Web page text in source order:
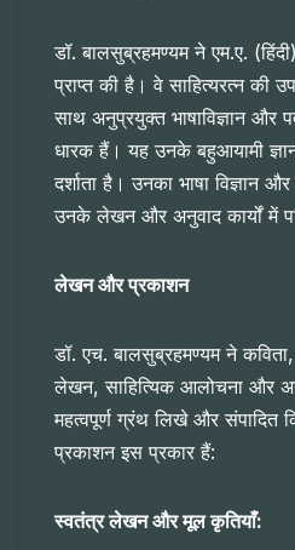
डॉ. बालसुब्रहमण्यम ने एम.ए.
प्राप्त की है। वे साहित्यरत्न की
साथ अनुप्रयुक्त भाषाविज्ञान और
धारक हैं। यह उनके बहुआयामी
दर्शाता है। उनका भाषा विज्ञान
उनके लेखन और अनुवाद कार्यों में
लेखन और प्रकाशन
डॉ. एच. बालसुब्रहमण्यम ने
लेखन, साहित्यिक आलोचना और
महत्वपूर्ण ग्रंथ लिखे और
प्रकाशन इस प्रकार हैं:
स्वतंत्र लेखन और मूल कृतियाँ: